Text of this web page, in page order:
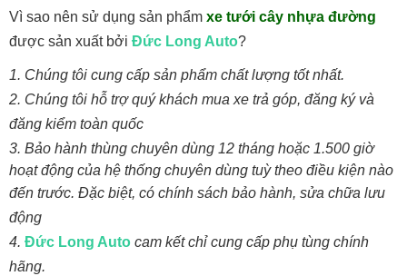
Vì sao nên sử dụng sản phẩm xe tưới cây nhựa đường
được sản xuất bởi Đức Long Auto?
1. Chúng tôi cung cấp sản phẩm chất lượng tốt nhất.
2. Chúng tôi hỗ trợ quý khách mua xe trả góp, đăng ký và
đăng kiểm toàn quốc
3. Bảo hành thùng chuyên dùng 12 tháng hoặc 1.500 giờ
hoạt động của hệ thống chuyên dùng tuỳ theo điều kiện nào
đến trước. Đặc biệt, có chính sách bảo hành, sửa chữa lưu
động
4. Đức Long Auto cam kết chỉ cung cấp phụ tùng chính
hãng.